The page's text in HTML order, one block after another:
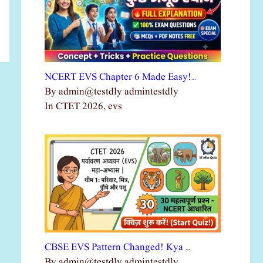
NCERT EVS Chapter 6 Made Easy!…
By admin@testdly admintestdly
In CTET 2026, evs
CBSE EVS Pattern Changed! Kya …